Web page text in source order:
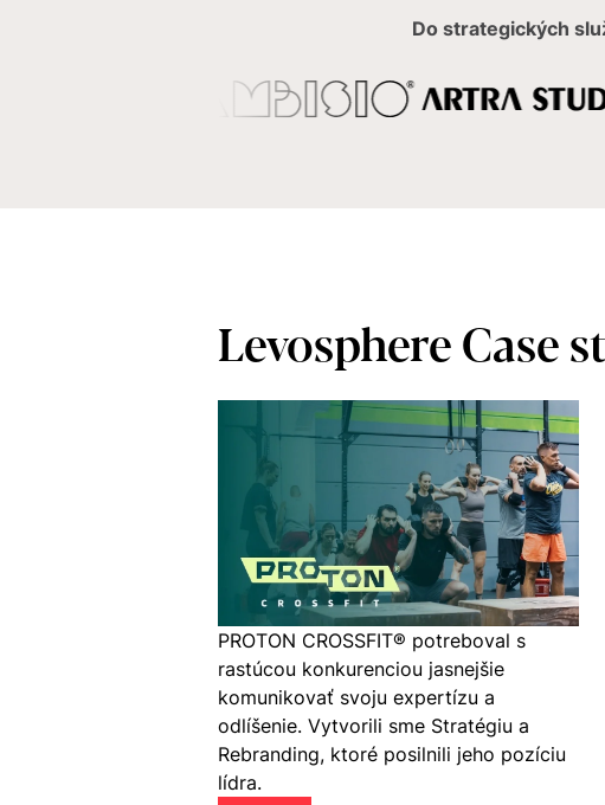
Do strategických
Levosphere Case
PROTON CROSSFIT® potreboval s
rastúcou konkurenciou jasnejšie
komunikovať svoju expertízu a
odlíšenie. Vytvorili sme Stratégiu a
Rebranding, ktoré posilnili jeho pozíciu
lídra.